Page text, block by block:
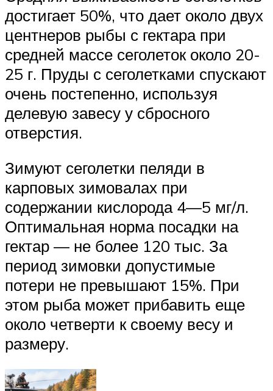
достигает 50%, что дает около двух
центнеров рыбы с гектара при
средней массе сеголеток около 20-
25 г. Пруды с сеголетками спускают
очень постепенно, используя
делевую завесу у сбросного
отверстия.
Зимуют сеголетки пеляди в
карповых зимовалах при
содержании кислорода 4—5 мг/л.
Оптимальная норма посадки на
гектар — не более 120 тыс. За
период зимовки допустимые
потери не превышают 15%. При
этом рыба может прибавить еще
около четверти к своему весу и
размеру.